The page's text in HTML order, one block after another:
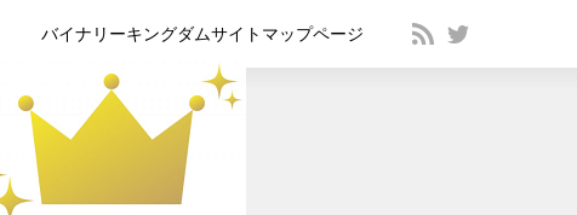
バイナリーキングダムサイトマップページ